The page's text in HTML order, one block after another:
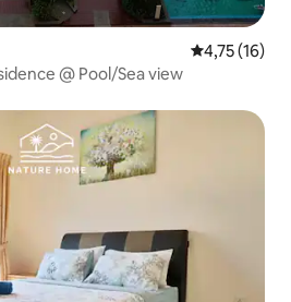
Gemiddelde
4,75 (16)
@ Pool/Sea view